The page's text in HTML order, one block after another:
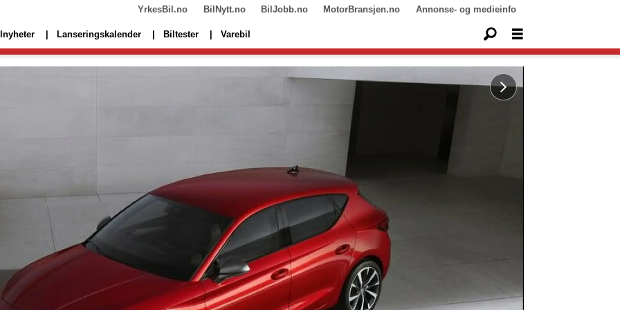
YrkesBil.no BilNytt.no BilJobb.no MotorBransjen.no Annonse- og medieinfo
Lanseringskalender Biltester Varebil